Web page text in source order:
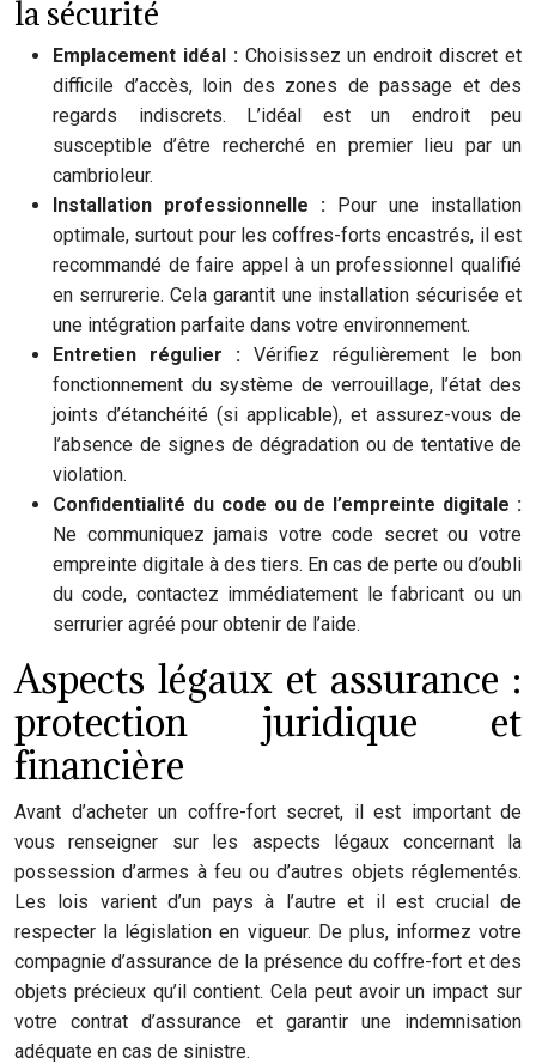
la sécurité
Emplacement idéal : Choisissez un endroit discret et
difficile d’accès, loin des zones de passage et des
regards indiscrets. L’idéal est un endroit peu
susceptible d’être recherché en premier lieu par un
cambrioleur.
Installation professionnelle : Pour une installation
optimale, surtout pour les coffres-forts encastrés, il est
recommandé de faire appel à un professionnel qualifié
en serrurerie. Cela garantit une installation sécurisée et
une intégration parfaite dans votre environnement.
Entretien régulier : Vérifiez régulièrement le bon
fonctionnement du système de verrouillage, l’état des
joints d’étanchéité (si applicable), et assurez-vous de
l’absence de signes de dégradation ou de tentative de
violation.
Confidentialité du code ou de l’empreinte digitale :
Ne communiquez jamais votre code secret ou votre
empreinte digitale à des tiers. En cas de perte ou d’oubli
du code, contactez immédiatement le fabricant ou un
serrurier agréé pour obtenir de l’aide.
Aspects légaux et assurance :
protection juridique et
financière
Avant d’acheter un coffre-fort secret, il est important de
vous renseigner sur les aspects légaux concernant la
possession d’armes à feu ou d’autres objets réglementés.
Les lois varient d’un pays à l’autre et il est crucial de
respecter la législation en vigueur. De plus, informez votre
compagnie d’assurance de la présence du coffre-fort et des
objets précieux qu’il contient. Cela peut avoir un impact sur
votre contrat d’assurance et garantir une indemnisation
adéquate en cas de sinistre.